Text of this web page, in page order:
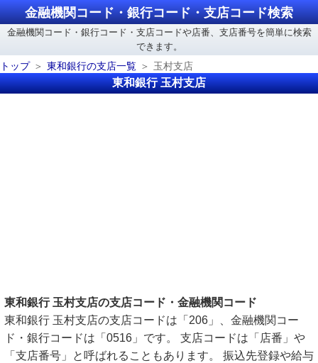
金融機関コード・銀行コード・支店コード検索
金融機関コード・銀行コード・支店コードや店番、支店番号を簡単に検索
できます。
トップ
東和銀行の支店一覧 玉村支店
東和銀行 玉村支店
東和銀行 玉村支店の支店コード・金融機関コード
東和銀行 玉村支店の支店コードは「206」、金融機関コー
ド・銀行コードは「0516」です。 支店コードは「店番」や
「支店番号」と呼ばれることもあります。 振込先登録や給与